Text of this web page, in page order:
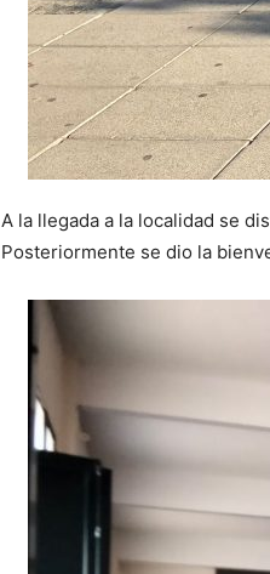
A la llegada a la localidad se
Posteriormente se dio la